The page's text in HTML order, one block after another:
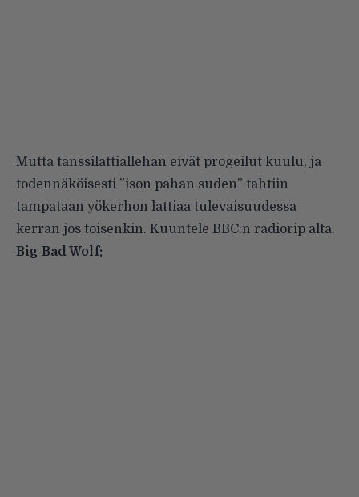
Mutta tanssilattiallehan eivät progeilut kuulu, ja
todennäköisesti ”ison pahan suden” tahtiin
tampataan yökerhon lattiaa tulevaisuudessa
kerran jos toisenkin. Kuuntele BBC:n radiorip alta.
Big Bad Wolf: